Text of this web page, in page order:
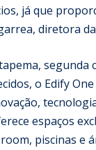
já que
diretora
o Edify
espaços
piscinas e